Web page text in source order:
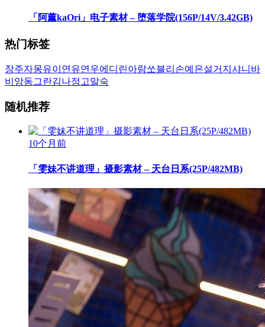
「阿薰kaOri」电子素材 – 堕落学院(156P/14V/3.42GB)
热门标签
장주자몽유이 연유연우에디린아람쏘블리 손예은설거지 샤니 바
비앙동그란김나정 고말숙
随机推荐
10个月前
「雯妹不讲道理」摄影素材 – 天台日系(25P/482MB)